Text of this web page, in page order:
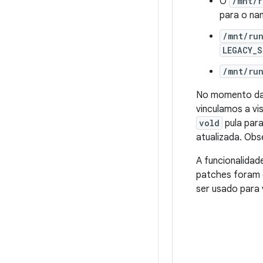
para o
/mnt/
/mnt/
No momento
vinculamos a
vold pula
atualizada.
A
patches foram
ser usado